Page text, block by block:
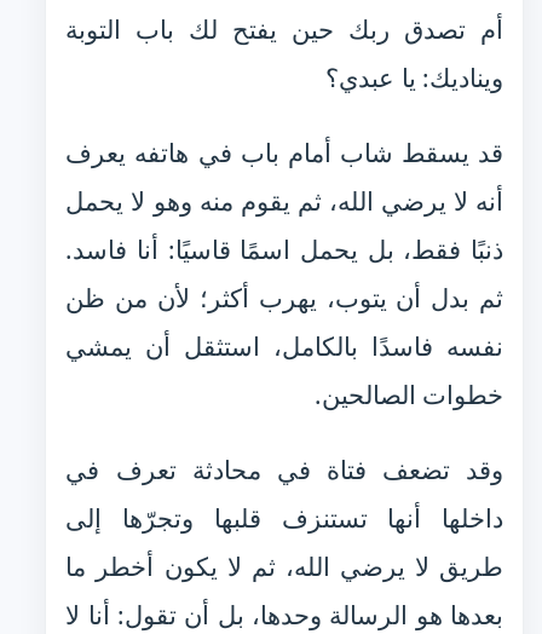
أم تصدق ربك حين يفتح لك باب التوبة
ويناديك: يا عبدي؟
قد يسقط شاب أمام باب في هاتفه يعرف
أنه لا يرضي الله، ثم يقوم منه وهو لا يحمل
ذنبًا فقط، بل يحمل اسمًا قاسيًا: أنا فاسد.
ثم بدل أن يتوب، يهرب أكثر؛ لأن من ظن
نفسه فاسدًا بالكامل، استثقل أن يمشي
خطوات الصالحين.
وقد تضعف فتاة في محادثة تعرف في
داخلها أنها تستنزف قلبها وتجرّها إلى
طريق لا يرضي الله، ثم لا يكون أخطر ما
بعدها هو الرسالة وحدها، بل أن تقول: أنا لا